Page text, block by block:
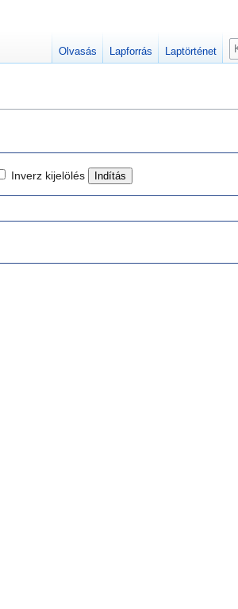
Inverz kijelölés
Olvasás Lapforrás Laptörténet